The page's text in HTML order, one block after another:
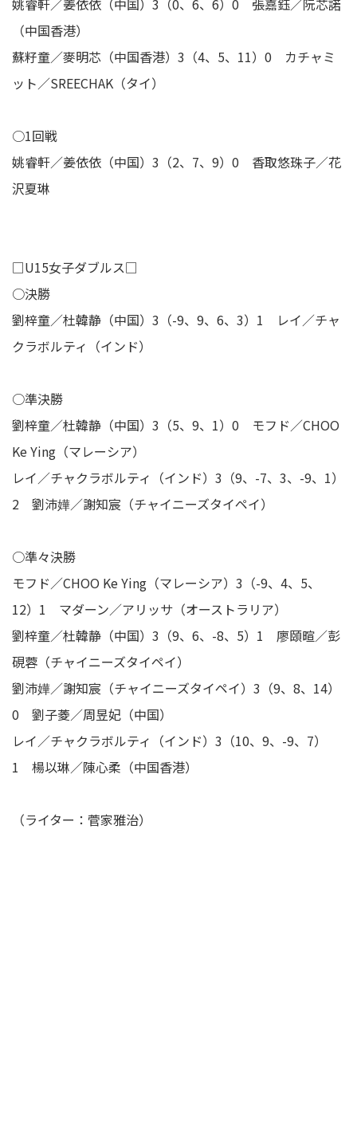
姚睿軒／姜依依（中国）3（0、6、6）0 張嘉鈺／阮芯諾
（中国香港）
蘇籽童／麥明芯（中国香港）3（4、5、11）0 カチャミ
ット／SREECHAK（タイ）
○1回戦
姚睿軒／姜依依（中国）3（2、7、9）0 香取悠珠子／花
沢夏琳
□U15女子ダブルス□
○決勝
劉梓童／杜韓静（中国）3（-9、9、6、3）1 レイ／チャ
クラボルティ（インド）
○準決勝
劉梓童／杜韓静（中国）3（5、9、1）0 モフド／CHOO
Ke Ying（マレーシア）
レイ／チャクラボルティ（インド）3（9、-7、3、-9、1）
2 劉沛嬅／謝知宸（チャイニーズタイペイ）
○準々決勝
モフド／CHOO Ke Ying（マレーシア）3（-9、4、5、
12）1 マダーン／アリッサ（オーストラリア）
劉梓童／杜韓静（中国）3（9、6、-8、5）1 廖頤暄／彭
硯蓉（チャイニーズタイペイ）
劉沛嬅／謝知宸（チャイニーズタイペイ）3（9、8、14）
0 劉子菱／周昱妃（中国）
レイ／チャクラボルティ（インド）3（10、9、-9、7）
1 楊以琳／陳心柔（中国香港）
（ライター：菅家雅治）